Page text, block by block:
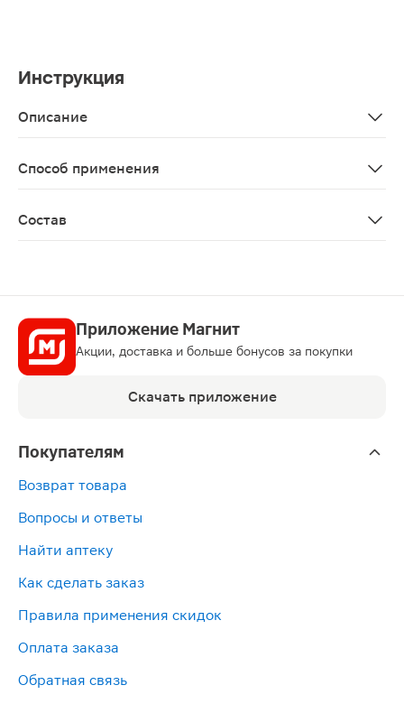
Инструкция
Описание
Способ применения
Состав
Приложение Магнит
Акции, доставка и больше бонусов за покупки
Скачать приложение
Покупателям
Возврат товара
Вопросы и ответы
Найти аптеку
Как сделать заказ
Правила применения скидок
Оплата заказа
Обратная связь